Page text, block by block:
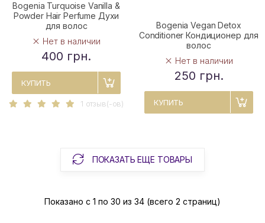
Bogenia Turquoise Vanilla &
Powder Hair Perfume Духи
для волос
Нет в наличии
400 грн.
КУПИТЬ
1 отзыв(-ов)
Bogenia Vegan Detox
Conditioner Кондиционер для
волос
Нет в наличии
250 грн.
КУПИТЬ
ПОКАЗАТЬ ЕЩЕ ТОВАРЫ
Показано с 1 по 30 из 34 (всего 2 страниц)